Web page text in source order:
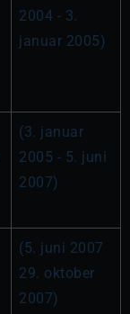
2004 - 3.
januar 2005)
(3. januar
2005 - 5. juni
2007)
(5. juni 2007
29. oktober
2007)